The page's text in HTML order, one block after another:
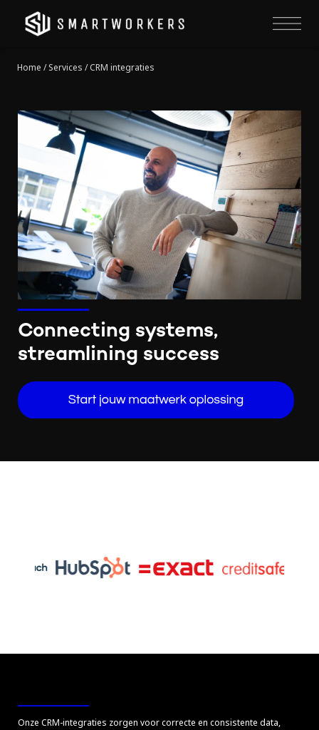
Home / Services / CRM integraties
Connecting systems,
streamlining success
Onze CRM-integraties zorgen voor correcte en consistente data,